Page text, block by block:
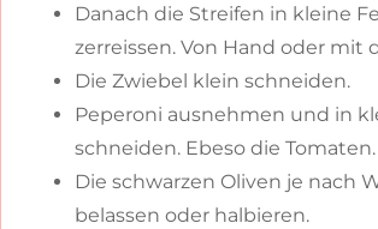
Danach die Streifen in kleine
zerreissen. Von Hand oder mit
Die Zwiebel klein schneiden.
Peperoni ausnehmen und in
schneiden. Ebeso die Tomaten.
Die schwarzen Oliven je nach
belassen oder halbieren.